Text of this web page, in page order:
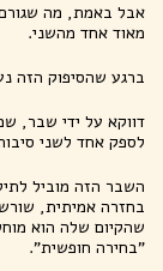
אבל באמת, מה
מאוד אחד מהשני.
ברגע שהסיפוק הזה
דווקא על ידי שבר,
לספק אחד לשני
השבר הזה מוביל
בחזרה אמיתית,
שהקיום שלה הוא
"בחירה חופשית".